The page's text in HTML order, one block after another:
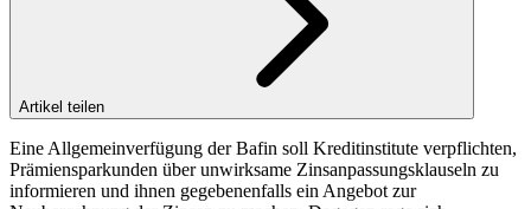
Artikel teilen
Eine Allgemeinverfügung der Bafin soll Kreditinstitute verpflichten,
Prämiensparkunden über unwirksame Zinsanpassungsklauseln zu
informieren und ihnen gegebenenfalls ein Angebot zur